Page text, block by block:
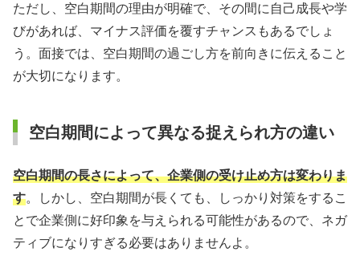
ただし、空白期間の理由が明確で、その間に自己成長や学
びがあれば、マイナス評価を覆すチャンスもあるでしょ
う。面接では、空白期間の過ごし方を前向きに伝えること
が大切になります。
空白期間によって異なる捉えられ方の違い
空白期間の長さによって、企業側の受け止め方は変わりま
す。しかし、空白期間が長くても、しっかり対策をするこ
とで企業側に好印象を与えられる可能性があるので、ネガ
ティブになりすぎる必要はありませんよ。